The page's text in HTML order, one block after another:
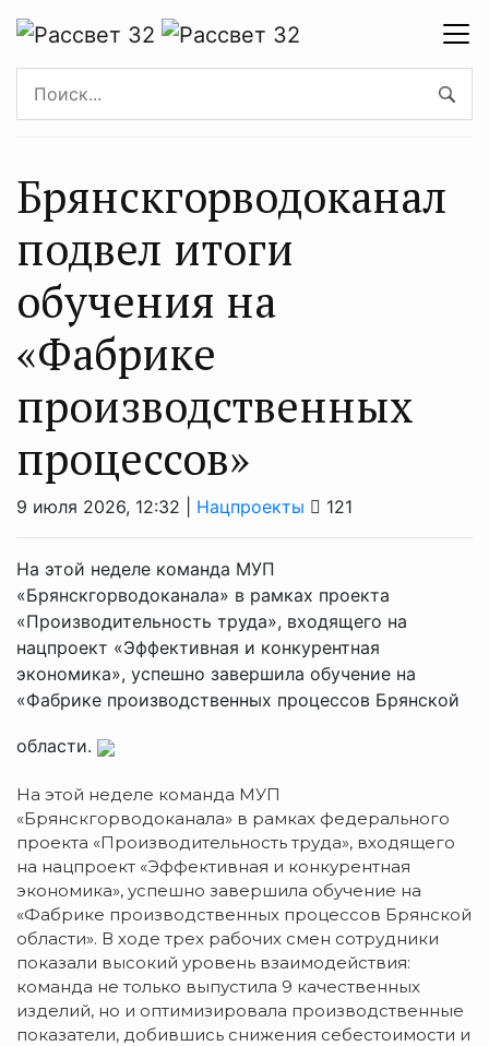
Брянскгорводоканал
подвел итоги
обучения на
«Фабрике
производственных
процессов»
9 июля 2026, 12:32 | Нацпроекты 121
На этой неделе команда МУП
«Брянскгорводоканала» в рамках проекта
«Производительность труда», входящего на
нацпроект «Эффективная и конкурентная
экономика», успешно завершила обучение на
«Фабрике производственных процессов Брянской
области.
На этой неделе команда МУП
«Брянскгорводоканала» в рамках федерального
проекта «Производительность труда», входящего
на нацпроект «Эффективная и конкурентная
экономика», успешно завершила обучение на
«Фабрике производственных процессов Брянской
области». В ходе трех рабочих смен сотрудники
показали высокий уровень взаимодействия:
команда не только выпустила 9 качественных
изделий, но и оптимизировала производственные
показатели, добившись снижения себестоимости и